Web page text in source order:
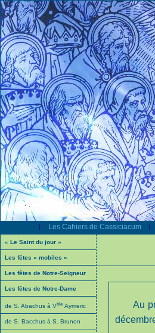
| Les Cahiers de Cassiciacum |
« Le Saint du jour »
Les fêtes « mobiles »
Les fêtes de Notre-Seigneur
Les fêtes de Notre-Dame
de S. Abachus à Vble Aymeric
de S. Bacchus à S. Brunon
Au